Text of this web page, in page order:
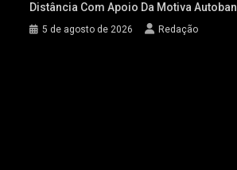
Distância Com Apoio Da Motiva Autoban
5 de agosto de 2026 Redação